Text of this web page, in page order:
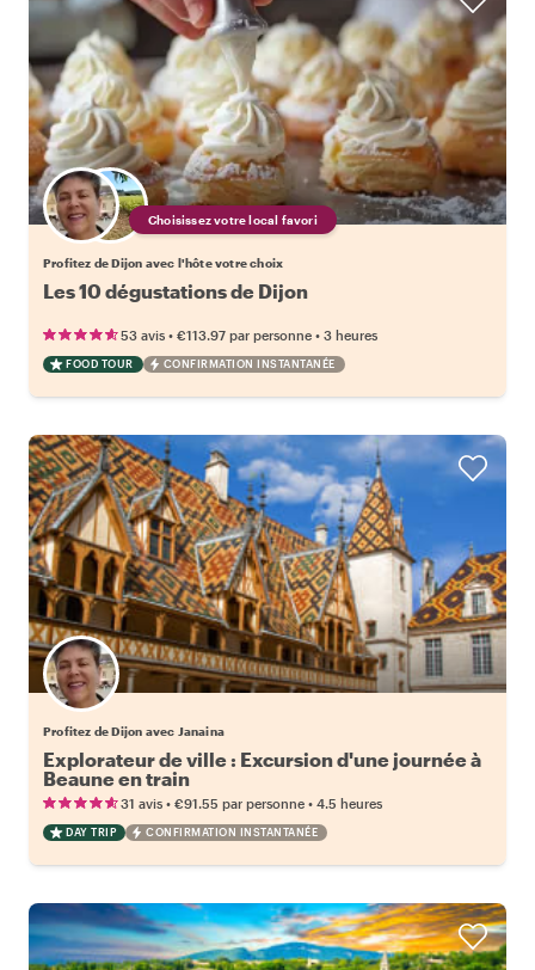
Choisissez votre local favori
Profitez de Dijon avec l'hôte votre choix
Les 10 dégustations de Dijon
53 avis • €113.97 par personne • 3 heures
FOOD TOUR CONFIRMATION INSTANTANÉE
Profitez de Dijon avec Janaina
Explorateur de ville : Excursion d'une journée à
Beaune en train
31 avis • €91.55 par personne • 4.5 heures
DAY TRIP CONFIRMATION INSTANTANÉE